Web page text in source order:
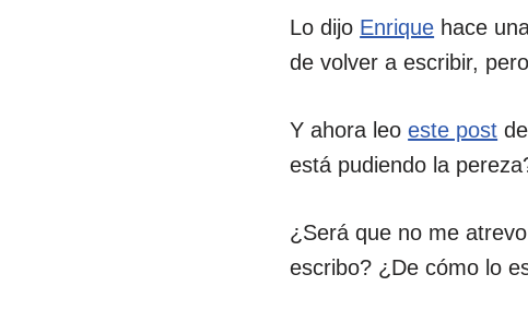
Lo dijo Enrique hace
de volver a escribir,
Y ahora leoeste post de
está pudiendo la
¿Será que no me
escribo? ¿De cómo lo